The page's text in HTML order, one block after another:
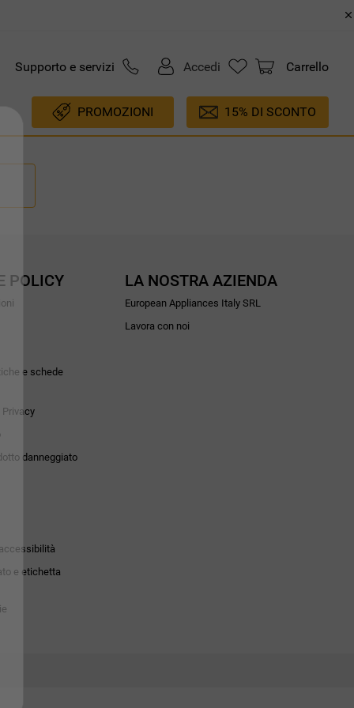
Supporto e servizi Accedi Carrello
PROMOZIONI 15% DI SCONTO
POLICY
e schede
danneggiato
e etichetta
LA NOSTRA AZIENDA
European Appliances Italy SRL
Lavora con noi